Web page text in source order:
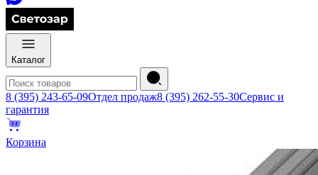
Каталог
8 (395) 243-65-09Отдел продаж8 (395) 262-55-30Сервис и
гарантия
Корзина